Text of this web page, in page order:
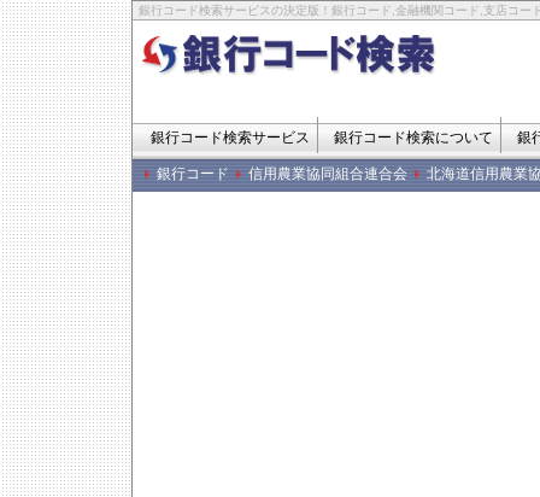
銀行コード検索サービスの決定版！銀行コード,金融機関コード,支店コー
銀行コード検索サービス 銀行コード検索について 銀
銀行コード 信用農業協同組合連合会 北海道信用農業